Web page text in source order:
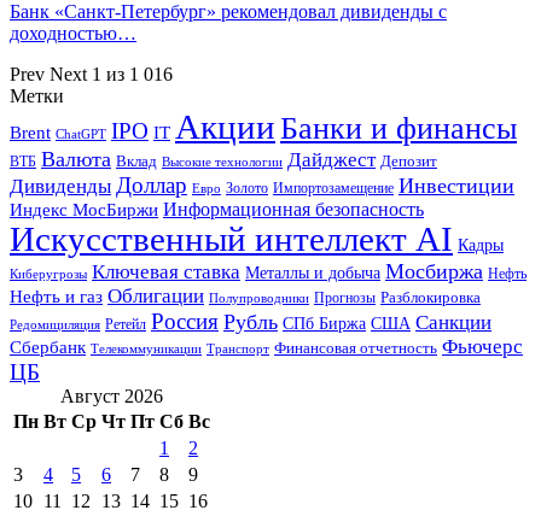
Банк «Санкт-Петербург» рекомендовал дивиденды с
доходностью…
Prev Next 1 из 1 016
Метки
Brent ChatGPT IPO IT АкцииБанки и финансы
ВТБ Валюта Вклад Высокие технологии Дайджест Депозит
Дивиденды Доллар Евро Золото Импортозамещение Инвестиции
Индекс МосБиржи Информационная безопасность
Искусственный интеллект AI Кадры
Киберугрозы Ключевая ставка Металлы и добыча Мосбиржа Нефть
Нефть и газ Облигации Полупроводники Прогнозы Разблокировка
Редомициляция Ретейл Россия Рубль СПб Биржа США Санкции
Сбербанк Телекоммуникации Транспорт Финансовая отчетность Фьючерс
ЦБ
Август 2026
Пн Вт Ср Чт Пт Сб Вс
1
2
3
4 5 6 7 8
9
10 11 12 13 14 15 16